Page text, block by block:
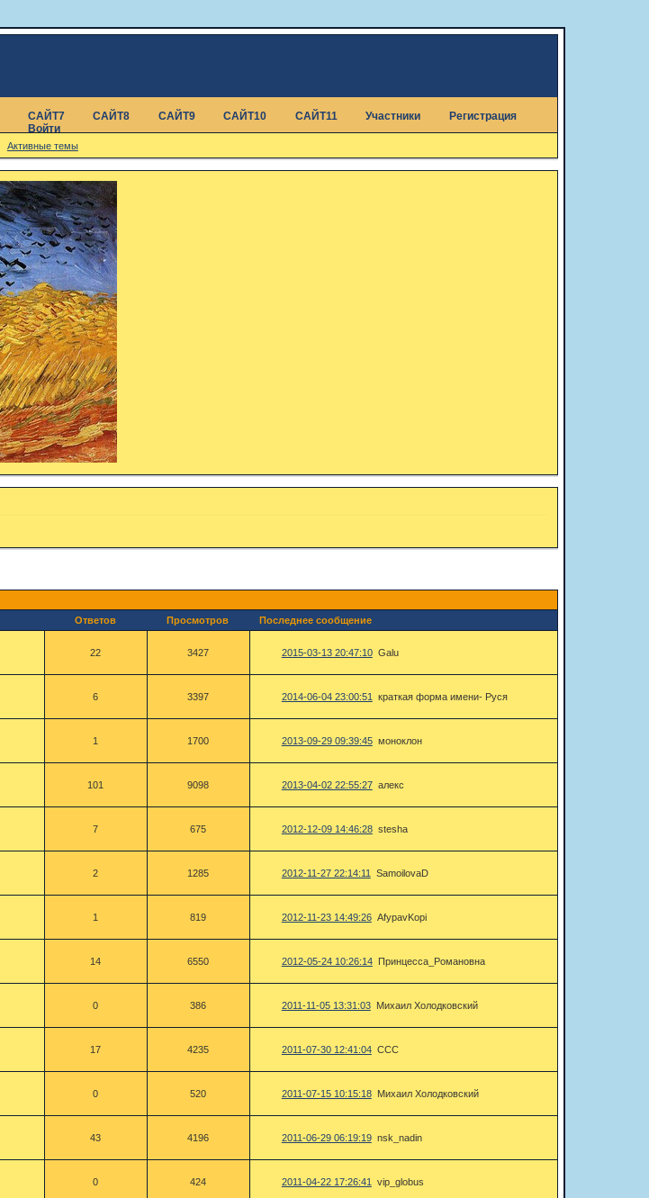
САЙТ7 САЙТ8 САЙТ9 САЙТ10 САЙТ11 Участники
Регистрация
Войти
Активные темы
Ответов Просмотров Последнее сообщение
22
3427 2015-03-13 20:47:10 Galu
6
3397 2014-06-04 23:00:51 краткая форма имени- Руся
1
1700 2013-09-29 09:39:45 моноклон
101
9098 2013-04-02 22:55:27 алекс
7
675 2012-12-09 14:46:28 stesha
2
1285 2012-11-27 22:14:11 SamoilovaD
1
819 2012-11-23 14:49:26 AfypavKopi
14
6550 2012-05-24 10:26:14 Принцесса_Романовна
0
386 2011-11-05 13:31:03 Михаил Холодковский
17
4235 2011-07-30 12:41:04 CCC
0
520 2011-07-15 10:15:18 Михаил Холодковский
43
4196 2011-06-29 06:19:19 nsk_nadin
0
424 2011-04-22 17:26:41 vip_globus